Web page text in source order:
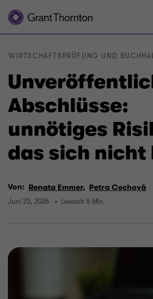
Abschlüsse:
unnötiges
das sich nicht
WIRTSCHAFTSPRÜFUNG UND
Von: Renata Emmer, Petra Cechová
Juni 23, 2026 Lesezeit 5 Min.